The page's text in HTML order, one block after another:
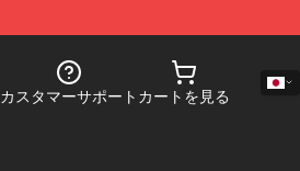
カスタマーサポート カートを見る